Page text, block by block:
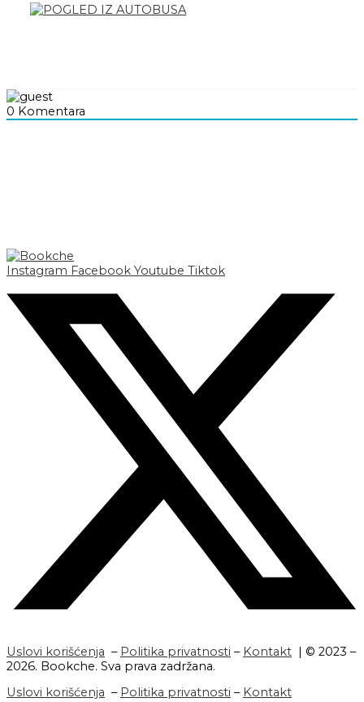
0 Komentara
Instagram Facebook Youtube Tiktok
Uslovi korišćenja – Politika privatnosti – Kontakt | © 2023 –
2026. Bookche. Sva prava zadržana.
Uslovi korišćenja – Politika privatnosti – Kontakt